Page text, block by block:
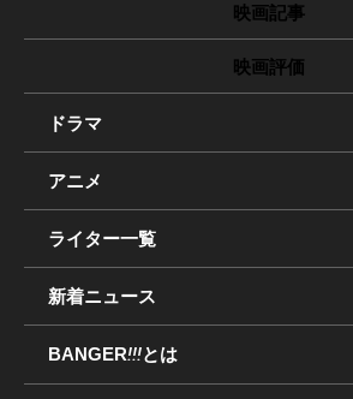
映画記事
映画評価
ドラマ
アニメ
ライター一覧
新着ニュース
BANGER!!!とは